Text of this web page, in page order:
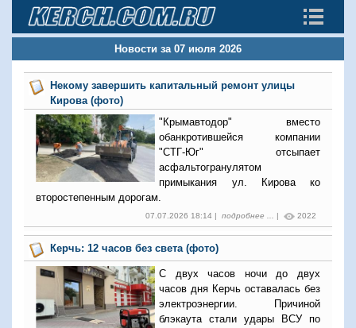
Новости за 07 июля 2026
Некому завершить капитальный ремонт улицы
Кирова (фото)
"Крымавтодор" вместо
обанкротившейся компании
"СТГ-Юг" отсыпает
асфальтогранулятом
примыкания ул. Кирова ко
второстепенным дорогам.
07.07.2026 18:14 | подробнее ... | 2022
Керчь: 12 часов без света (фото)
С двух часов ночи до двух
часов дня Керчь оставалась без
электроэнергии. Причиной
блэкаута стали удары ВСУ по